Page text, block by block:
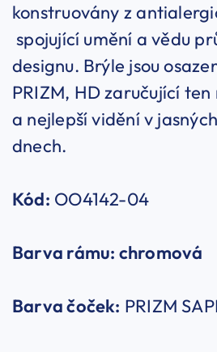
konstruovány z
spojující umění a vědu
designu. Brýle jsou
PRIZM, HD zaručující ten
a nejlepší vidění v
dnech.
Kód: OO4142-04
Barva rámu: chromová
Barva čoček: PRIZM